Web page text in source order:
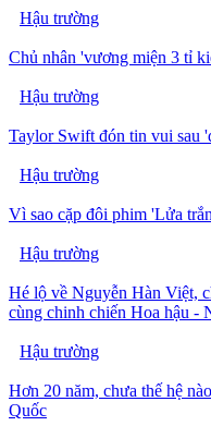
Hậu trường
Chủ nhân 'vương miện 3 tỉ
Hậu trường
Taylor Swift đón tin vui sau
Hậu trường
Vì sao cặp đôi phim 'Lửa
Hậu trường
Hé lộ về Nguyễn Hàn Việt,
cùng chinh chiến Hoa hậu -
Hậu trường
Hơn 20 năm, chưa thế hệ
Quốc